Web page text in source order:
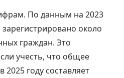
По данным на 2023
около
граждан. Это
учесть, что общее
в 2025 году составляет